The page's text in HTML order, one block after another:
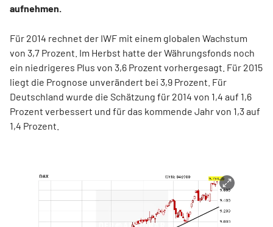
aufnehmen.
Für 2014 rechnet der IWF mit einem globalen Wachstum
von 3,7 Prozent. Im Herbst hatte der Währungsfonds noch
ein niedrigeres Plus von 3,6 Prozent vorhergesagt. Für 2015
liegt die Prognose unverändert bei 3,9 Prozent. Für
Deutschland wurde die Schätzung für 2014 von 1,4 auf 1,6
Prozent verbessert und für das kommende Jahr von 1,3 auf
1,4 Prozent.